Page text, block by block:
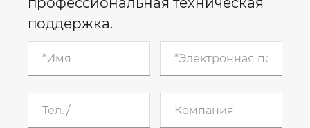
поддержка.